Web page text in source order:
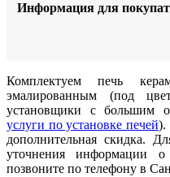
Информация для
Комплектуем печь
эмалированным (под
установщики с большим
услуги по установке печей).
дополнительная скидка.
уточнения информации
позвоните по телефону в